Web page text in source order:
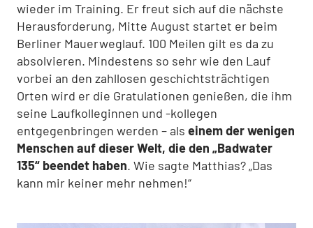
wieder im Training. Er freut sich auf die nächste
Herausforderung, Mitte August startet er beim
Berliner Mauerweglauf. 100 Meilen gilt es da zu
absolvieren. Mindestens so sehr wie den Lauf
vorbei an den zahllosen geschichtsträchtigen
Orten wird er die Gratulationen genießen, die ihm
seine Laufkolleginnen und -kollegen
entgegenbringen werden – als einem der wenigen
Menschen auf dieser Welt, die den „Badwater
135“ beendet haben. Wie sagte Matthias? „Das
kann mir keiner mehr nehmen!“